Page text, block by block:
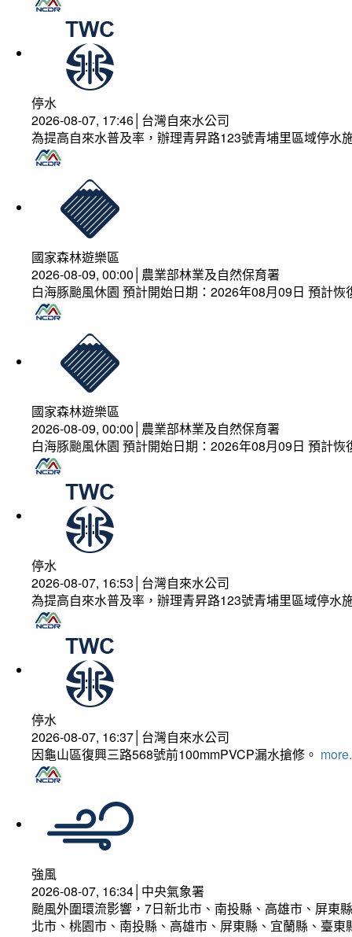
停水
2026-08-07, 17:46│台灣自來水公司
為提高自來水普及率，辦理青昇路123號青埔里區域停水
國家森林遊樂區
2026-08-09, 00:00│農業部林業及自然保育署
白海豚颱風休園 預計開始日期：2026年08月09日 預計
國家森林遊樂區
2026-08-09, 00:00│農業部林業及自然保育署
白海豚颱風休園 預計開始日期：2026年08月09日 預計
停水
2026-08-07, 16:53│台灣自來水公司
為提高自來水普及率，辦理青昇路123號青埔里區域停水
停水
2026-08-07, 16:37│台灣自來水公司
因龜山區復興三路568號前100mmPVCP漏水搶修。
強風
2026-08-07, 16:34│中央氣象署
颱風外圍環流影響，7日新北市、南投縣、高雄市、屏東
北市、桃園市、南投縣、高雄市、屏東縣、宜蘭縣、臺